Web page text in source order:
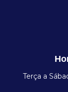
Terça a